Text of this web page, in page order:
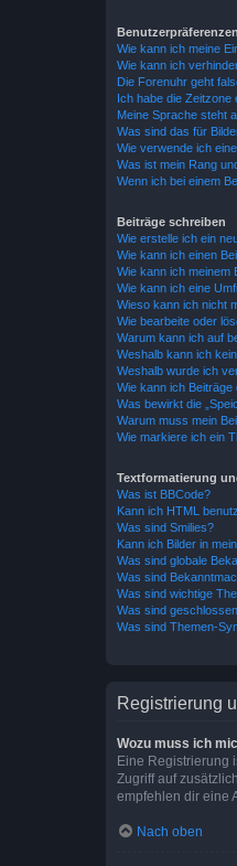
Wie kann ich meine
Wie kann ich
Die Forenuhr geht
Ich habe die Zeitzone
Meine Sprache steht
Was sind das für
Wie verwende ich
Was ist mein Rang
Wenn ich bei einem
Beiträge schreiben
Wie erstelle ich ein
Wie kann ich einen
Wie kann ich meinem
Wie kann ich eine
Wieso kann ich nicht
Wie bearbeite oder
Warum kann ich auf
Weshalb kann ich
Weshalb wurde ich
Wie kann ich
Was bewirkt die
Warum muss mein
Wie markiere ich ein
Textformatierung
Was ist BBCode?
Kann ich HTML
Was sind Smilies?
Kann ich Bilder in
Was sind globale
Was sind
Was sind wichtige
Was sind
Was sind Themen-
Registrierung
Wozu muss ich
Eine Registrierung
Zugriff auf
empfehlen dir eine
Nach oben